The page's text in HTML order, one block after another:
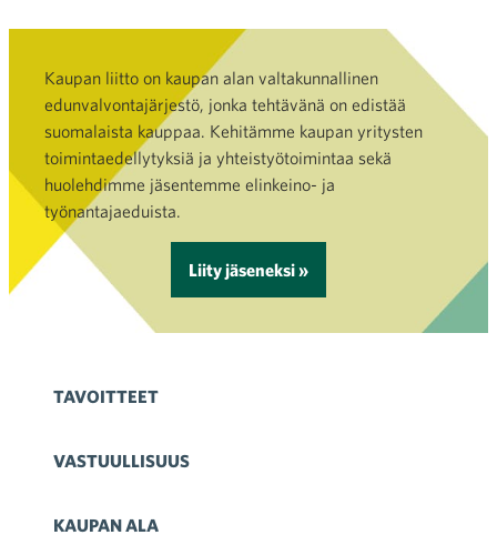
Kaupan liitto on kaupan alan valtakunnallinen
edunvalvontajärjestö, jonka tehtävänä on edistää
suomalaista kauppaa. Kehitämme kaupan yritysten
toimintaedellytyksiä ja yhteistyötoimintaa sekä
huolehdimme jäsentemme elinkeino- ja
työnantajaeduista.
Liity jäseneksi »
TAVOITTEET
VASTUULLISUUS
KAUPAN ALA